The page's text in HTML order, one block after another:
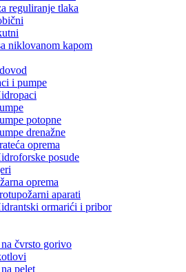
reguliranje tlaka
niklovanom kapom
i pumpe
potopne
drenažne
oprema
posude
oprema
aparati
ormarići i pribor
čvrsto gorivo
pelet